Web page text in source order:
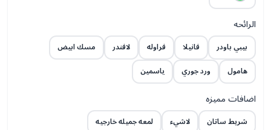
الرائحه
بيبي باودر فانيلا فراوله لافندر
مسك ابيض
هامول
ورد جوري ياسمين
اضافات مميزه
شريط ساتان لاشيء
لمعه جميله خارجيه